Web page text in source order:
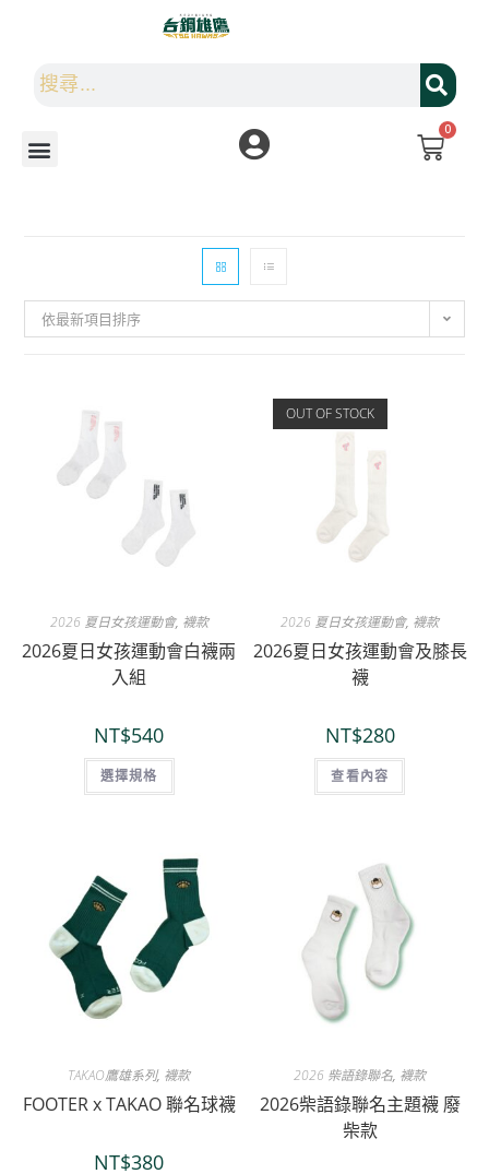
0
依最新項目排序
2026 夏日女孩運動會, 襪款
2026夏日女孩運動會白襪兩
入組
NT$540
選擇規格
OUT OF STOCK
2026 夏日女孩運動會, 襪款
2026夏日女孩運動會及膝長
襪
NT$280
查看內容
TAKAO鷹雄系列, 襪款
FOOTER x TAKAO 聯名球襪
NT$380
2026 柴語錄聯名, 襪款
2026柴語錄聯名主題襪 廢
柴款